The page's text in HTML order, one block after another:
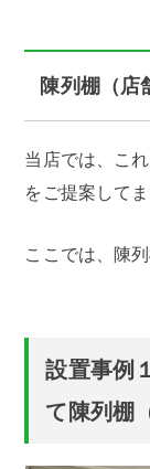
陳列棚（店
当店では、こ
をご提案してま
ここでは、陳
設置事例
て陳列棚